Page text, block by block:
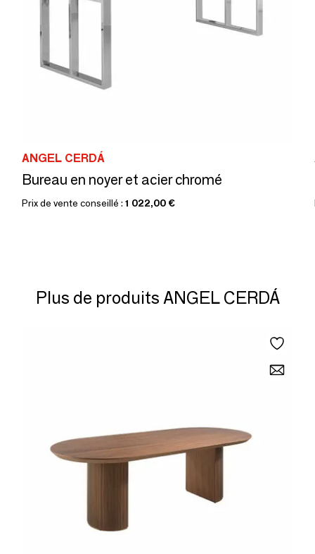
ANGEL CERDÁ
Bureau en noyer et acier chromé
Prix de vente conseillé : 1 022,00 €
Plus de produits ANGEL CERDÁ